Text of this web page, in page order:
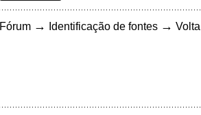
Fórum → Identificação de fontes →